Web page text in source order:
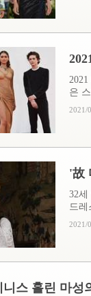
은
2021/
'故
32
드레
2021/
스 홀린 마성